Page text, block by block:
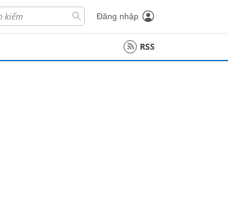
Đăng nhập
RSS